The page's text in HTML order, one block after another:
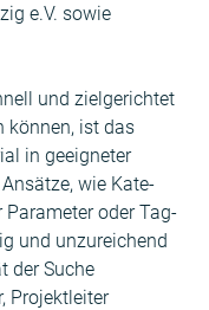
e.V. sowie
und ziel­gerichtet
kön­nen, ist das
in geeigneter
Ansätze, wie Kat­e­
Para­me­ter oder Tag­
und unzure­ichend
der Suche
Pro­jek­tleit­er